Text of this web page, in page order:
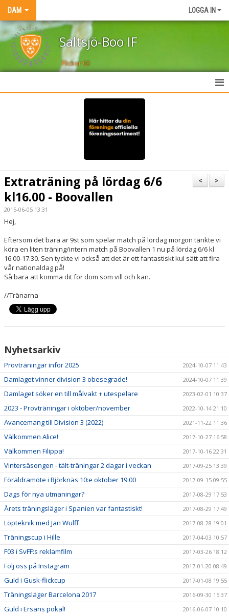
DAM LOGGA IN
Saltsjö-Boo IF
Flickor 03
MATCHER
AKTIVITETER
SPELARINFORMATION
INFORMATION TILL MYNDIGA ELLER FÖRÄLDRAR
BILDGALLERI
DOKUMENT
SPONSORER
>
<
Extraträning på lördag 6/6
kl16.00 - Boovallen
2015-06-05 13:31
Hej,
Eftersom det bara är 9st som spelar match på lördag morgon tänkte vi
köra en liten träning/intern match på Boovallen 1 nu på lördag 6/6 kl
16.00-17.30. Sen tyckte vi också att det är ett fantastiskt kul sätt att fira
vår nationaldag på!
Så bara att komma dit för dom som vill och kan.
//Tränarna
Nyhetsarkiv
Provträningar inför 2025 2024-10-07 11:43
Damlaget vinner division 3 obesegrade! 2024-10-07 11:39
Damlaget söker en till målvakt + utespelare 2023-02-01 10:37
2023 - Provträningar i oktober/november 2022-10-14 21:10
Avancemang till Division 3 (2022) 2021-11-22 11:36
Välkommen Alice! 2017-10-27 16:58
Välkommen Filippa! 2017-10-16 22:31
Vintersäsongen - tält-träningar 2 dagar i veckan 2017-09-25 13:39
Föräldramöte i Björknäs 10:e oktober 19:00 2017-09-15 09:55
Dags för nya utmaningar? 2017-08-29 17:53
Årets träningsläger i Spanien var fantastiskt! 2017-08-29 17:49
Löpteknik med Jan Wulff 2017-08-28 19:01
Träningscup i Hille 2017-04-03 10:57
F03 i SvFF:s reklamfilm 2017-03-26 18:12
Följ oss på Instagram 2017-01-20 08:49
Guld i Gusk-flickcup 2017-01-08 19:55
Träningsläger Barcelona 2017 2016-09-30 15:37
Guld i Ersans pokal! 2016-06-07 10:10